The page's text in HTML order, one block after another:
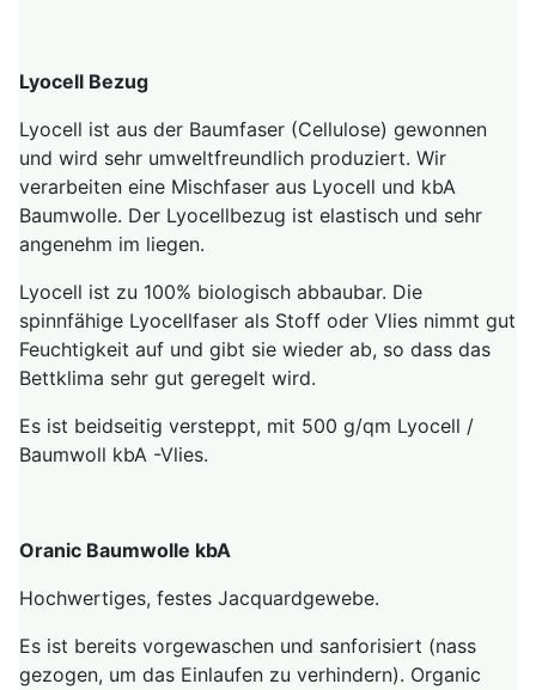
Lyocell Bezug
Lyocell ist aus der Baumfaser (Cellulose) gewonnen
und wird sehr umweltfreundlich produziert. Wir
verarbeiten eine Mischfaser aus Lyocell und kbA
Baumwolle. Der Lyocellbezug ist elastisch und sehr
angenehm im liegen.
Lyocell ist zu 100% biologisch abbaubar. Die
spinnfähige Lyocellfaser als Stoff oder Vlies nimmt gut
Feuchtigkeit auf und gibt sie wieder ab, so dass das
Bettklima sehr gut geregelt wird.
Es ist beidseitig versteppt, mit 500 g/qm Lyocell /
Baumwoll kbA -Vlies.
Oranic Baumwolle kbA
Hochwertiges, festes Jacquardgewebe.
Es ist bereits vorgewaschen und sanforisiert (nass
gezogen, um das Einlaufen zu verhindern). Organic